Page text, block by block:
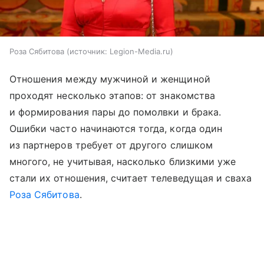
Роза Сябитова источник: Legion-Media.ru
Отношения между мужчиной и женщиной
проходят несколько этапов: от знакомства
и формирования пары до помолвки и брака.
Ошибки часто начинаются тогда, когда один
из партнеров требует от другого слишком
многого, не учитывая, насколько близкими уже
стали их отношения, считает телеведущая и сваха
Роза Сябитова.